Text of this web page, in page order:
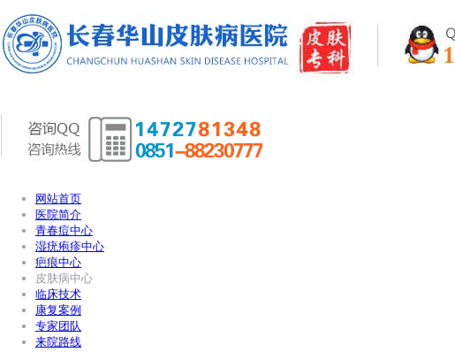
网站首页
医院简介
青春痘中心
湿疣疱疹中心
疤痕中心
皮肤病中心
临床技术
康复案例
专家团队
来院路线